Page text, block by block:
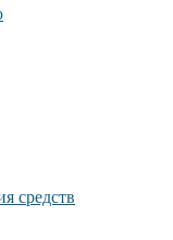
средств